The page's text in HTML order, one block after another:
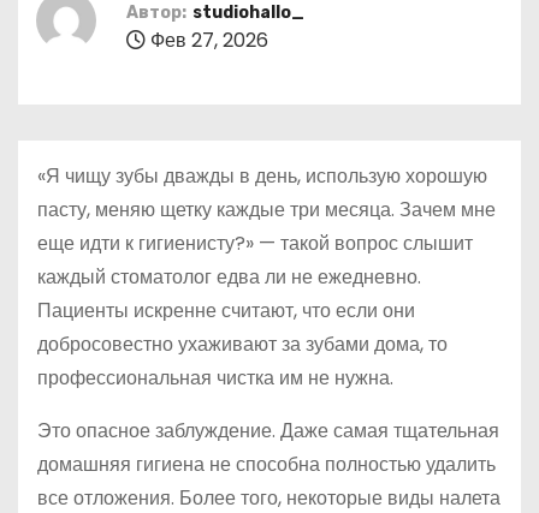
Автор: studiohallo_
Фев 27, 2026
«Я чищу зубы дважды в день, использую хорошую
пасту, меняю щетку каждые три месяца. Зачем мне
еще идти к гигиенисту?» — такой вопрос слышит
каждый стоматолог едва ли не ежедневно.
Пациенты искренне считают, что если они
добросовестно ухаживают за зубами дома, то
профессиональная чистка им не нужна.
Это опасное заблуждение. Даже самая тщательная
домашняя гигиена не способна полностью удалить
все отложения. Более того, некоторые виды налета